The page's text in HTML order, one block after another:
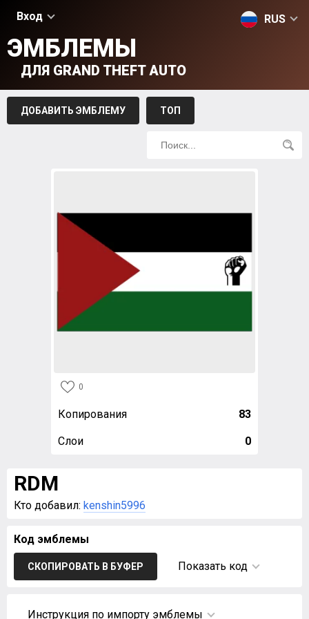
Вход RUS
ЭМБЛЕМЫ
ДЛЯ GRAND THEFT AUTO
ДОБАВИТЬ ЭМБЛЕМУ ТОП
0
Копирования 83
Слои 0
RDM
Кто добавил: kenshin5996
Код эмблемы
СКОПИРОВАТЬ В БУФЕР Показать код
Инструкция по импорту эмблемы